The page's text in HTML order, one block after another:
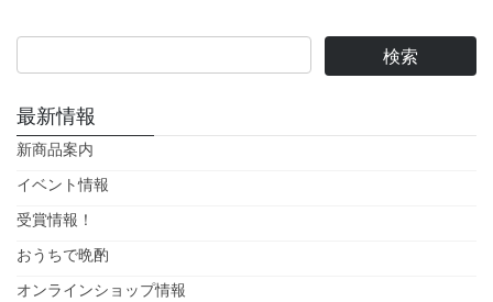
最新情報
新商品案内
イベント情報
受賞情報！
おうちで晩酌
オンラインショップ情報